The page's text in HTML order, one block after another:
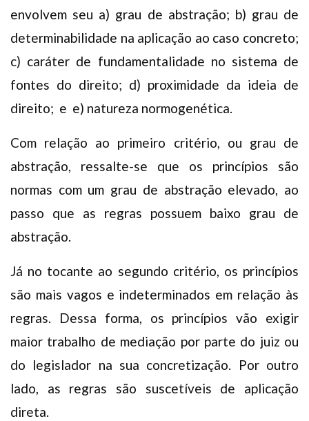
envolvem seu a) grau de abstração; b) grau de
determinabilidade na aplicação ao caso concreto;
c) caráter de fundamentalidade no sistema de
fontes do direito; d) proximidade da ideia de
direito; e e) natureza normogenética.
Com relação ao primeiro critério, ou grau de
abstração, ressalte-se que os princípios são
normas com um grau de abstração elevado, ao
passo que as regras possuem baixo grau de
abstração.
Já no tocante ao segundo critério, os princípios
são mais vagos e indeterminados em relação às
regras. Dessa forma, os princípios vão exigir
maior trabalho de mediação por parte do juiz ou
do legislador na sua concretização. Por outro
lado, as regras são suscetíveis de aplicação
direta.